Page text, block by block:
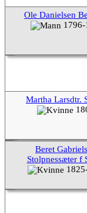
Ole Danielsen
1796-
Martha Larsdtr.
Beret
Stolpnessæter f